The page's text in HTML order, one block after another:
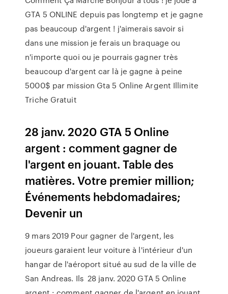
GTA 5 ONLINE depuis pas longtemp et je gagne
pas beaucoup d'argent ! j'aimerais savoir si
dans une mission je ferais un braquage ou
n'importe quoi ou je pourrais gagner très
beaucoup d'argent car là je gagne à peine
5000$ par mission Gta 5 Online Argent Illimite
Triche Gratuit
28 janv. 2020 GTA 5 Online
argent : comment gagner de
l'argent en jouant. Table des
matières. Votre premier million;
Événements hebdomadaires;
Devenir un
9 mars 2019 Pour gagner de l'argent, les
joueurs garaient leur voiture à l'intérieur d'un
hangar de l'aéroport situé au sud de la ville de
San Andreas. Ils 28 janv. 2020 GTA 5 Online